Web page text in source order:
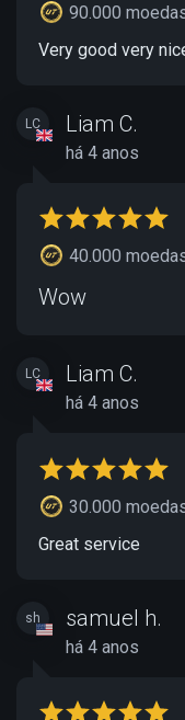
90.000
Very good very
LC Liam C.
há 4 anos
40.000
Wow
LC Liam C.
há 4 anos
30.000
Great service
sh samuel h.
há 4 anos